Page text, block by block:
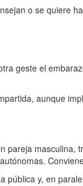
o se quiere
geste el
aunque
pública y, en